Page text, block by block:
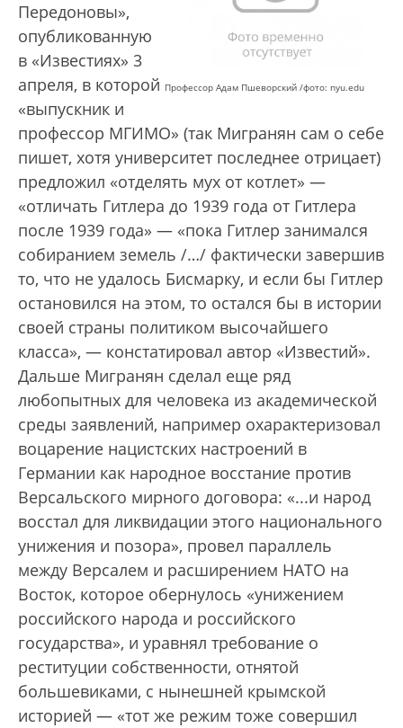
Профессор Адам Пшеворский /фото: nyu.edu
Передоновы»,
опубликованную
в «Известиях» 3
апреля, в которой
«выпускник и
профессор МГИМО» (так Мигранян сам о себе
пишет, хотя университет последнее отрицает)
предложил «отделять мух от котлет» —
«отличать Гитлера до 1939 года от Гитлера
после 1939 года» — «пока Гитлер занимался
собиранием земель /…/ фактически завершив
то, что не удалось Бисмарку, и если бы Гитлер
остановился на этом, то остался бы в истории
своей страны политиком высочайшего
класса», — констатировал автор «Известий».
Дальше Мигранян сделал еще ряд
любопытных для человека из академической
среды заявлений, например охарактеризовал
воцарение нацистских настроений в
Германии как народное восстание против
Версальского мирного договора: «...и народ
восстал для ликвидации этого национального
унижения и позора», провел параллель
между Версалем и расширением НАТО на
Восток, которое обернулось «унижением
российского народа и российского
государства», и уравнял требование о
реституции собственности, отнятой
большевиками, с нынешней крымской
историей — «тот же режим тоже совершил